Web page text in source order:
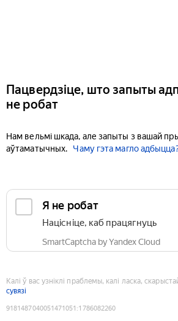
Пацвердзіце, што запыты
не робат
Нам вельмі шкада, але запыты з вашай
аўтаматычных.
Чаму гэта магло
Я не робат
Націсніце, каб працягнуць
SmartCaptcha by Yandex Cloud
Калі ў вас узніклі праблемы, калі ласка,
сувязі
9181487040051471051 :1786082260